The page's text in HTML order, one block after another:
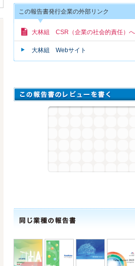
この報告書発行企業の外部リンク
大林組 CSR（企業の社会的責任）
大林組 Webサイト